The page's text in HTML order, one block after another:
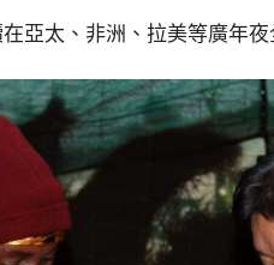
亞太、非洲、拉美等廣年